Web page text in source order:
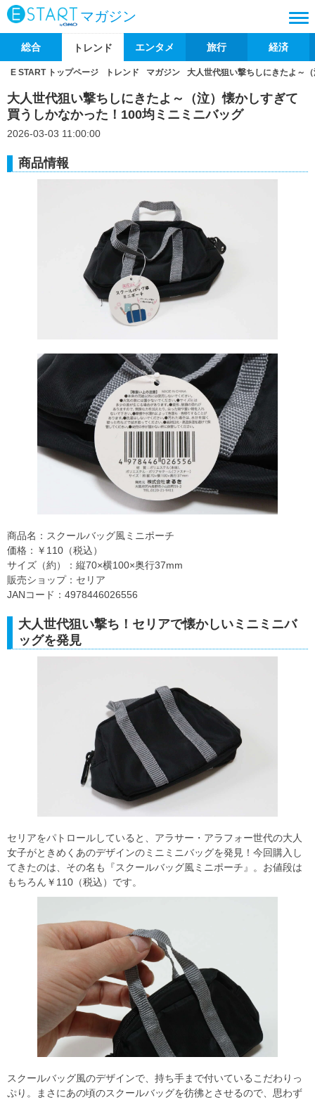
マガジン
総合 トレンド エンタメ 旅行 経済
E START トップページ トレンド マガジン 大人世代狙い撃ちしにきたよ～
大人世代狙い撃ちしにきたよ～（泣）懐かしすぎて
買うしかなかった！100均ミニミニバッグ
2026-03-03 11:00:00
商品情報
商品名：スクールバッグ風ミニポーチ
価格：￥110（税込）
サイズ（約）：縦70×横100×奥行37mm
販売ショップ：セリア
JANコード：4978446026556
大人世代狙い撃ち！セリアで懐かしいミニミニバ
ッグを発見
セリアをパトロールしていると、アラサー・アラフォー世代の大人
女子がときめくあのデザインのミニミニバッグを発見！今回購入し
てきたのは、その名も『スクールバッグ風ミニポーチ』。お値段は
もちろん￥110（税込）です。
スクールバッグ風のデザインで、持ち手まで付いているこだわりっ
ぷり。まさにあの頃のスクールバッグを彷彿とさせるので、思わず